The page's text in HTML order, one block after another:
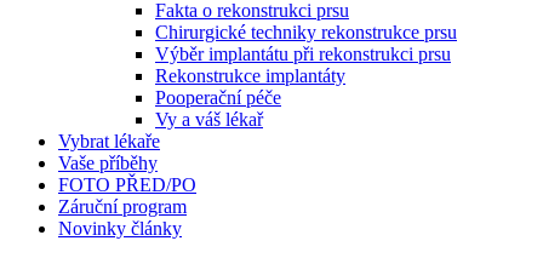
Fakta o rekonstrukci prsu
Chirurgické techniky rekonstrukce prsu
Výběr implantátu při rekonstrukci prsu
Rekonstrukce implantáty
Pooperační péče
Vy a váš lékař
Vybrat lékaře
Vaše příběhy
FOTO PŘED/PO
Záruční program
Novinky články